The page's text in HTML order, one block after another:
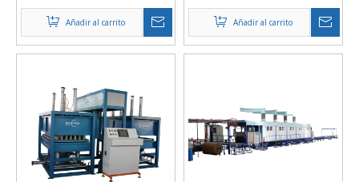
CNC, máquina
automática de
espuma Horizontal
para fabricación de
Añadir al carrito
mayor, fábrica de
China, industrial
Añadir al carrito